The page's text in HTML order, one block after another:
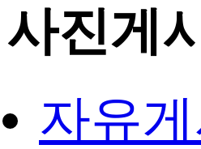
사진게
자유